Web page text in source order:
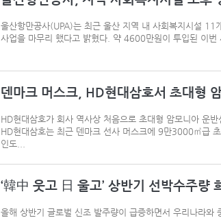
울산항만공사(UPA)는 최근 울산 지역 내 사회복지시설
사업을 마무리 했다고 밝혔다. 약 4600만원이 투입된 이번
덴마크 머스크, HD현대삼호서 초대형
HD현대삼호가 회사 역사상 처음으로 초대형 암모니아 운
HD현대삼호는 최근 덴마크 선사 머스크에 9만3000㎥급
인도...
‘韓中 웃고 日 울고’ 상반기 선박수주량
올해 상반기 글로벌 신조 발주량이 급증하면서 우리나라와